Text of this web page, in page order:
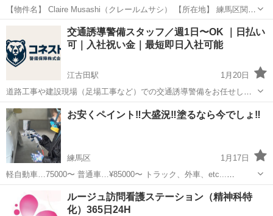
【物件名】 Claire Musashi（クレールムサシ） 【所在地】 練馬区関町
北（西武新宿線「武蔵関」駅 徒歩4分） 【募集住戸】 101号室 【賃
料】 14万円 管理費・共益費：なし 敷金...
武蔵関駅 その他 無料
交通誘導警備スタッフ／週1日〜OK ｜日払い
可｜入社祝い金｜最短即日入社可能
江古田駅
1月20日
道路工事や建設現場（足場工事など）での交通誘導警備をお任せしま
す。 通行人や車両を安全に誘導する、 「立ち止まって案内する」「声
をかける」などのシンプルな業務が中心です。 未経験の方もご安心く
ださい。 最初は...
東京 練馬区 江古田駅 その他
お安くペイント‼️大盛況‼️塗るなら今でしょ‼️
練馬区
1月17日
軽自動車…75000〜 普通車…¥85000〜 トラック、外車、etc...
¥95000〜 (※塗料は何種類かあります！) 別途にて、 クリア、パテ、
ツートン、可能です‼️ 材料費高騰が続きお値段が多少変わる際があ...
格安
ルージュ訪問看護ステーション（精神科特
化）365日24H